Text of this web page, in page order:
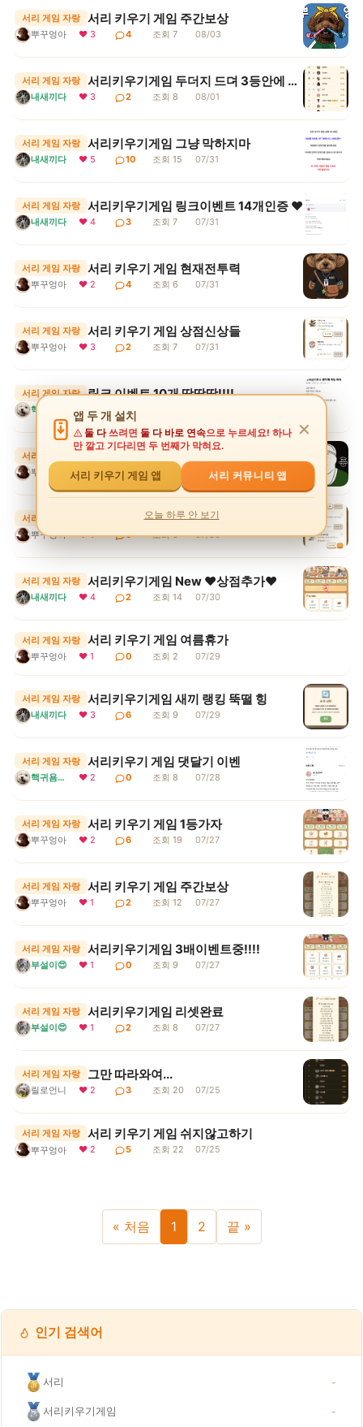
서리 게임 자랑 서리 키우기 게임 주간보상
뿌꾸엉아 ❤ 3 4 조회 7 08/03
서리 게임 자랑 서리키우기게임 두더지 드뎌 3등안에 들어땨
내새끼다 ❤ 3 2 조회 8 08/01
서리 게임 자랑 서리키우기게임 그냥 막하지마
내새끼다 ❤ 5 10 조회 15 07/31
서리 게임 자랑 서리키우기게임 링크이벤트 14개인증 ♥
내새끼다 ❤ 4 3 조회 7 07/31
서리 게임 자랑 서리 키우기 게임 현재전투력
뿌꾸엉아 ❤ 2 4 조회 6 07/31
서리 게임 자랑 서리 키우기 게임 상점신상들
뿌꾸엉아 ❤ 3 2 조회 7 07/31
서리 게임 자랑 링크 이벤트 10개 땅땅땅!!!!
❤ 5 4
서리 게임 자랑 서리 키우기게임 몇시간째..
뿌꾸엉아 ❤ 3 4 조회 11 07/30
서리 게임 자랑 서리 키우기 게임 상점에 강화석을?
뿌꾸엉아 ❤ 1 6 조회 6 07/30
서리 게임 자랑 서리키우기게임 New ♥상점추가♥
내새끼다 ❤ 4 2 조회 14 07/30
서리 게임 자랑 서리 키우기 게임 여름휴가
뿌꾸엉아 ❤ 1 0 조회 2 07/29
서리 게임 자랑 서리키우기게임 새끼 랭킹 뚝떨 힝
내새끼다 ❤ 3 6 조회 9 07/29
서리 게임 자랑 서리키우기 게임 댓달기 이벤
핵귀욤서리 ❤ 2 0 조회 8 07/28
서리 게임 자랑 서리 키우기 게임 1등가자
뿌꾸엉아 ❤ 2 6 조회 19 07/27
서리 게임 자랑 서리 키우기 게임 주간보상
뿌꾸엉아 ❤ 1 2 조회 12 07/27
서리 게임 자랑 서리키우기게임 3배이벤트중!!!!
부설이😍 ❤ 1 0 조회 9 07/27
서리 게임 자랑 서리키우기게임 리셋완료
부설이😍 ❤ 1 2 조회 8 07/27
서리 게임 자랑 그만 따라와여...
릴로언니 ❤ 2 3 조회 20 07/25
서리 게임 자랑 서리 키우기 게임 쉬지않고하기
뿌꾸엉아 ❤ 2 5 조회 22 07/25
« 처음 1 2 끝 »
인기 검색어
서리 -
서리키우기게임 -
앱 두 개 설치
둘 다쓰려면 둘 다 바로 연속으로 누르세요! 하나
만 깔고 기다리면 두 번째가 막혀요.
✕
서리 키우기 게임 앱 서리 커뮤니티 앱
오늘 하루 안 보기